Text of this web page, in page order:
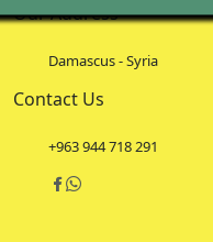
Our Address
Damascus - Syria
Contact Us
+963 944 718 291